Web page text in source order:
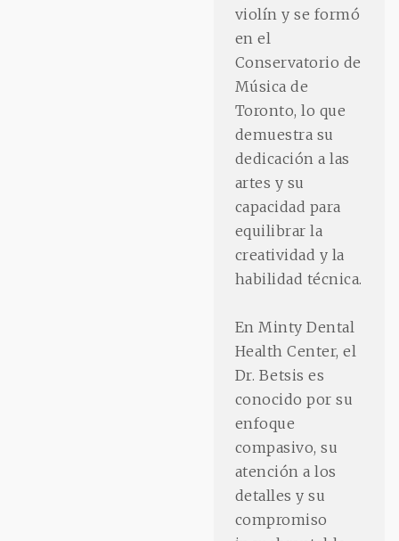
violín y se formó
en el
Conservatorio de
Música de
Toronto, lo que
demuestra su
dedicación a las
artes y su
capacidad para
equilibrar la
creatividad y la
habilidad técnica.
En Minty Dental
Health Center, el
Dr. Betsis es
conocido por su
enfoque
compasivo, su
atención a los
detalles y su
compromiso